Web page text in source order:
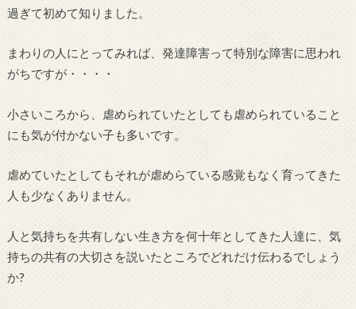
過ぎて初めて知りました。
まわりの人にとってみれば、発達障害って特別な障害に思われ
がちですが・・・・
小さいころから、虐められていたとしても虐められていること
にも気が付かない子も多いです。
虐めていたとしてもそれが虐めらている感覚もなく育ってきた
人も少なくありません。
人と気持ちを共有しない生き方を何十年としてきた人達に、気
持ちの共有の大切さを説いたところでどれだけ伝わるでしょう
か?